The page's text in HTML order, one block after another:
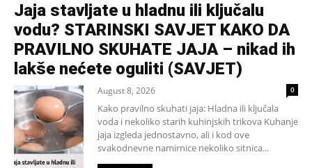
Jaja stavljate u hladnu ili ključalu
vodu? STARINSKI SAVJET KAKO DA
PRAVILNO SKUHATE JAJA – nikad ih
lakše nećete oguliti (SAVJET)
August 8, 2026 0
Kako pravilno skuhati jaja: Hladna ili ključala
voda i nekoliko starih kuhinjskih trikova Kuhanje
jaja izgleda jednostavno, ali i kod ove
svakodnevne namirnice nekoliko sitnica...